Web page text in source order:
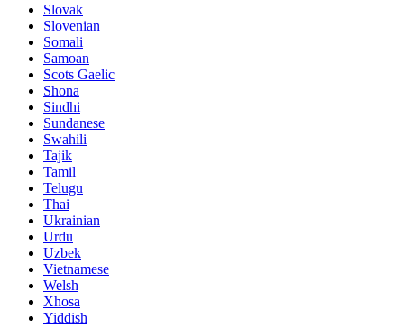
Slovak
Slovenian
Somali
Samoan
Scots Gaelic
Shona
Sindhi
Sundanese
Swahili
Tajik
Tamil
Telugu
Thai
Ukrainian
Urdu
Uzbek
Vietnamese
Welsh
Xhosa
Yiddish